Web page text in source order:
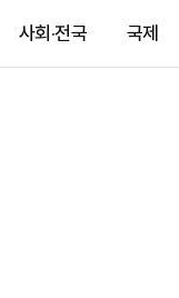
사회·전국 국제